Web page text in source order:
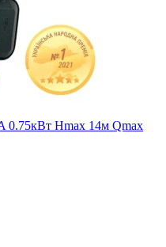
0.75кВт Hmax 14м Qmax